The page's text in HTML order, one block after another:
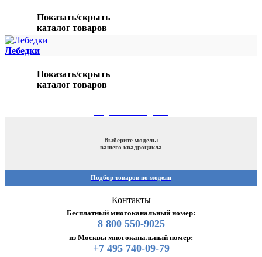
Показать/скрыть
каталог товаров
Лебедки
Показать/скрыть
каталог товаров
Выберите модель:
вашего квадроцикла
Подбор товаров по модели
Контакты
Бесплатный многоканальный номер:
8 800 550-9025
из Москвы многоканальный номер:
+7 495 740-09-79